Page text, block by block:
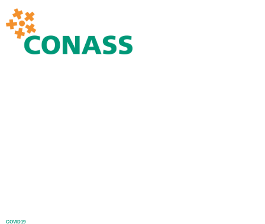
COVID19